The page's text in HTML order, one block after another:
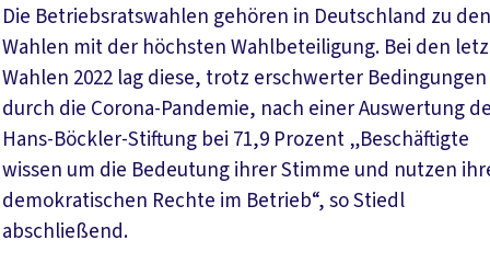
Die Betriebsratswahlen gehören in Deutschland zu den
Wahlen mit der höchsten Wahlbeteiligung. Bei den
Wahlen 2022 lag diese, trotz erschwerter Bedingungen
durch die Corona-Pandemie, nach einer Auswertung
Hans-Böckler-Stiftung bei 71,9 Prozent „Beschäftigte
wissen um die Bedeutung ihrer Stimme und nutzen
demokratischen Rechte im Betrieb“, so Stiedl
abschließend.